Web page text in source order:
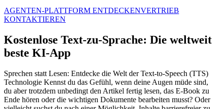
AGENTEN-PLATTFORM ENTDECKENVERTRIEB
KONTAKTIEREN
Kostenlose Text-zu-Sprache: Die weltweit
beste KI-App
Sprechen statt Lesen: Entdecke die Welt der Text-to-Speech (TTS)
Technologie Kennst du das Gefühl, wenn deine Augen müde sind,
du aber trotzdem unbedingt den Artikel fertig lesen, das E-Book zu
Ende hören oder die wichtigen Dokumente bearbeiten musst? Oder